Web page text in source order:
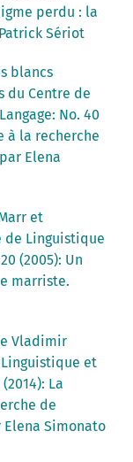
perdu : la
Sériot
blancs
du Centre de
No. 40
à la recherche
Elena
et
de Linguistique
(2005): Un
marriste.
Vladimir
et
La
de
Simonato